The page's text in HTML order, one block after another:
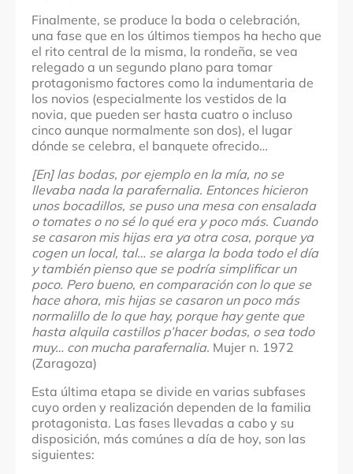
Finalmente, se produce la boda o celebración,
una fase que en los últimos tiempos ha hecho que
el rito central de la misma, la rondeña, se vea
relegado a un segundo plano para tomar
protagonismo factores como la indumentaria de
los novios (especialmente los vestidos de la
novia, que pueden ser hasta cuatro o incluso
cinco aunque normalmente son dos), el lugar
dónde se celebra, el banquete ofrecido…
[En] las bodas, por ejemplo en la mía, no se
llevaba nada la parafernalia. Entonces hicieron
unos bocadillos, se puso una mesa con ensalada
o tomates o no sé lo qué era y poco más. Cuando
se casaron mis hijas era ya otra cosa, porque ya
cogen un local, tal… se alarga la boda todo el día
y también pienso que se podría simplificar un
poco. Pero bueno, en comparación con lo que se
hace ahora, mis hijas se casaron un poco más
normalillo de lo que hay, porque hay gente que
hasta alquila castillos p’hacer bodas, o sea todo
muy… con mucha parafernalia. Mujer n. 1972
(Zaragoza)
Esta última etapa se divide en varias subfases
cuyo orden y realización dependen de la familia
protagonista. Las fases llevadas a cabo y su
disposición, más comúnes a día de hoy, son las
siguientes: